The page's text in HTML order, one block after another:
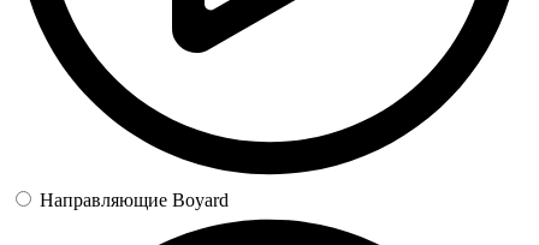
Направляющие Boyard